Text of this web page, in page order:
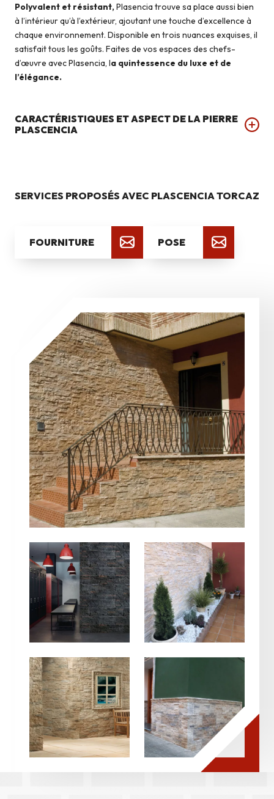
Polyvalent et résistant, Plasencia trouve sa place aussi bien
à l’intérieur qu’à l’extérieur, ajoutant une touche d’excellence à
chaque environnement. Disponible en trois nuances exquises, il
satisfait tous les goûts. Faites de vos espaces des chefs-
d’œuvre avec Plasencia, la quintessence du luxe et de
l’élégance.
CARACTÉRISTIQUES ET ASPECT DE LA PIERRE
PLASCENCIA
SERVICES PROPOSÉS AVEC PLASCENCIA TORCAZ
FOURNITURE POSE